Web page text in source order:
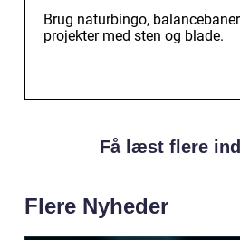
Brug naturbingo,
projekter med sten og blade.
Få læst flere
Flere Nyheder